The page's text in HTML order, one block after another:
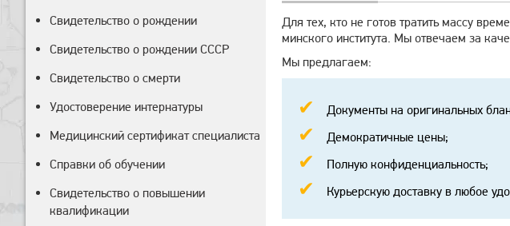
Для тех, кто не готов тратить массу
минского института. Мы отвечаем за
Мы предлагаем:
Документы на оригинальных
Демократичные цены;
Полную конфиденциальность;
Курьерскую доставку в любое
Свидетельство о рождении
Свидетельство о рождении СССР
Свидетельство о смерти
Удостоверение интернатуры
Медицинский сертификат специалиста
Справки об обучении
Свидетельство о повышении
квалификации